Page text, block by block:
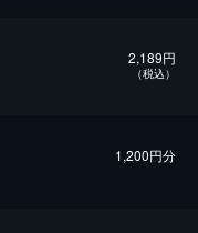
2,189円
（税込）
1,200円分